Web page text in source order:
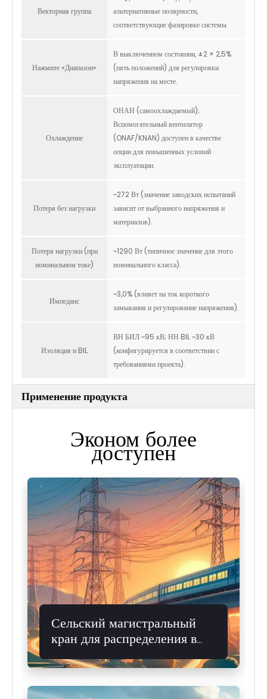
Векторная группа
альтернативные полярности,
соответствующие фазировке системы.
Нажмите «Диапазон»
В выключенном состоянии, ±2 × 2,5%
(пять положений) для регулировки
напряжения на месте.
Охлаждение
ОНАН (самоохлаждаемый);
Вспомогательный вентилятор
(ONAF/KNAN) доступен в качестве
опции для повышенных условий
эксплуатации.
Потеря без нагрузки
~272 Вт (значение заводских испытаний
зависит от выбранного напряжения и
материалов).
Потеря нагрузки (при
номинальном токе)
~1290 Вт (типичное значение для этого
номинального класса).
Импеданс
~3,0% (влияет на ток короткого
замыкания и регулирование напряжения).
Изоляция и BIL
ВН БИЛ ~95 кВ; НН BIL ~30 кВ
(конфигурируется в соответствии с
требованиями проекта).
Применение продукта
Эконом более
доступен
Сельский магистральный
кран для распределения в